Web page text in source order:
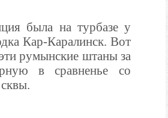
была на турбазе у
Кар-Каралинск. Вот
румынские штаны за
в сравненье со